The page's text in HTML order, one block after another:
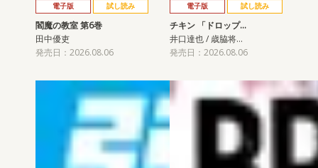
電子版 試し読み
閻魔の教室 第6巻
田中優吏
発売日：2026.08.06
電子版 試し読み
チキン 「ドロップ…
井口達也 / 歳脇将…
発売日：2026.08.06